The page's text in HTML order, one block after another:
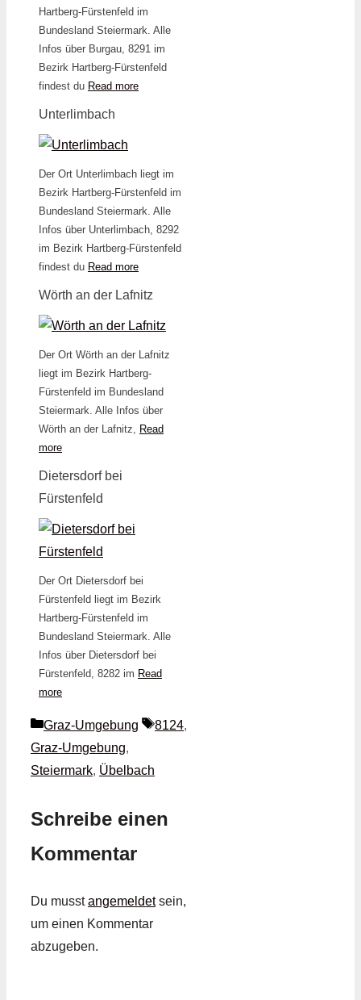
Hartberg-Fürstenfeld im
Bundesland Steiermark. Alle
Infos über Burgau, 8291 im
Bezirk Hartberg-Fürstenfeld
findest du Read more
Unterlimbach
Der Ort Unterlimbach liegt im
Bezirk Hartberg-Fürstenfeld im
Bundesland Steiermark. Alle
Infos über Unterlimbach, 8292
im Bezirk Hartberg-Fürstenfeld
findest du Read more
Wörth an der Lafnitz
Der Ort Wörth an der Lafnitz
liegt im Bezirk Hartberg-
Fürstenfeld im Bundesland
Steiermark. Alle Infos über
Wörth an der Lafnitz, Read
more
Dietersdorf bei
Fürstenfeld
Der Ort Dietersdorf bei
Fürstenfeld liegt im Bezirk
Hartberg-Fürstenfeld im
Bundesland Steiermark. Alle
Infos über Dietersdorf bei
Fürstenfeld, 8282 im Read
more
Kategorien
Graz-Umgebung Schlagwörter
8124,
Graz-Umgebung,
Steiermark, Übelbach
Schreibe einen
Kommentar
Du musstangemeldetsein,
um einen Kommentar
abzugeben.